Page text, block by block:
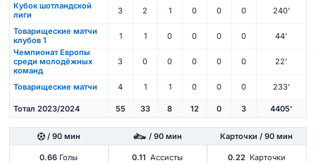
Кубок шотландской
лиги
3 2 1 0 0 0 240'
Товарищеские матчи
клубов 1
1 1 0 0 0 0
44'
Чемпионат Европы
среди молодёжных
команд
3 0 0 0 0 0 22'
Товарищеские матчи 4 1 1 0 0 0 233'
Тотал 2023/2024 55 33 8 12 0 3 4405'
/ 90 мин / 90 мин Карточки / 90 мин
0.66 Голы 0.11 Ассисты 0.22 Карточки